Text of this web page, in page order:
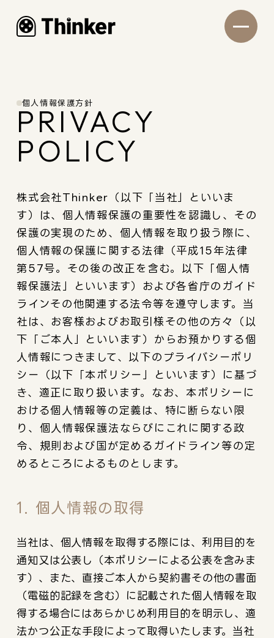
個人情報保護方針
PRIVACY
POLICY
株式会社Thinker（以下「当社」といいま
す）は、個人情報保護の重要性を認識し、その
保護の実現のため、個人情報を取り扱う際に、
個人情報の保護に関する法律（平成15年法律
第57号。その後の改正を含む。以下「個人情
報保護法」といいます）および各省庁のガイド
ラインその他関連する法令等を遵守します。当
社は、お客様およびお取引様その他の方々（以
下「ご本人」といいます）からお預かりする個
人情報につきまして、以下のプライバシーポリ
シー（以下「本ポリシー」といいます）に基づ
き、適正に取り扱います。なお、本ポリシーに
おける個人情報等の定義は、特に断らない限
り、個人情報保護法ならびにこれに関する政
令、規則および国が定めるガイドライン等の定
めるところによるものとします。
1. 個人情報の取得
当社は、個人情報を取得する際には、利用目的を
通知又は公表し（本ポリシーによる公表を含みま
す）、また、直接ご本人から契約書その他の書面
（電磁的記録を含む）に記載された個人情報を取
得する場合にはあらかじめ利用目的を明示し、適
法かつ公正な手段によって取得いたします。当社